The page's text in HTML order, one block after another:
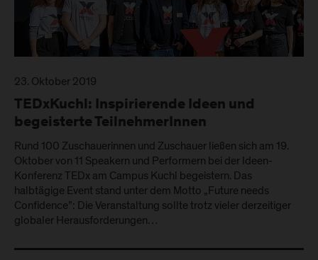
23. Oktober 2019
TEDxKuchl: Inspirierende Ideen und
begeisterte TeilnehmerInnen
Rund 100 Zuschauerinnen und Zuschauer ließen sich am 19.
Oktober von 11 Speakern und Performern bei der Ideen-
Konferenz TEDx am Campus Kuchl begeistern. Das
halbtägige Event stand unter dem Motto „Future needs
Confidence”: Die Veranstaltung sollte trotz vieler derzeitiger
globaler Herausforderungen…